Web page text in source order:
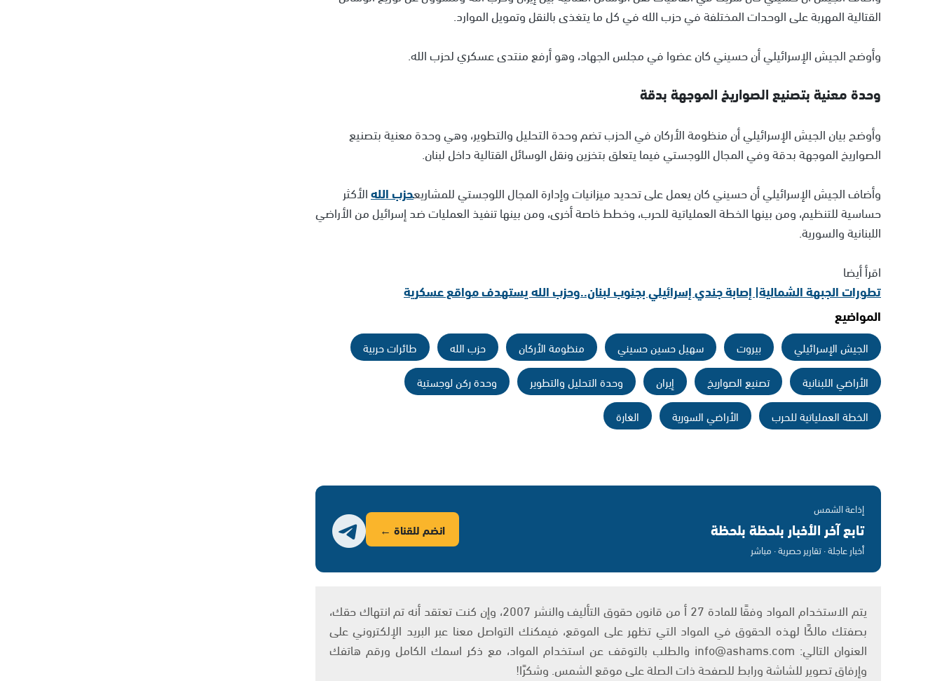
القتالية المهربة على الوحدات المختلفة في حزب الله في كل ما يتغذى بالنقل وتمويل الموارد.
وأوضح الجيش الإسرائيلي أن حسيني كان عضوا في مجلس الجهاد، وهو أرفع منتدى عسكري لحزب الله.
وحدة معنية بتصنيع الصواريخ الموجهة بدقة
وأوضح بيان الجيش الإسرائيلي أن منظومة الأركان في الحزب تضم وحدة التحليل والتطوير، وهي وحدة معنية بتصنيع
الصواريخ الموجهة بدقة وفي المجال اللوجستي فيما يتعلق بتخزين ونقل الوسائل القتالية داخل لبنان.
وأضاف الجيش الإسرائيلي أن حسيني كان يعمل على تحديد ميزانيات وإدارة المجال اللوجستي للمشاريعحزب اللهالأكثر
حساسية للتنظيم، ومن بينها الخطة العملياتية للحرب، وخطط خاصة أخرى، ومن بينها تنفيذ العمليات ضد إسرائيل من الأراضي
اللبنانية والسورية.
اقرأ أيضا
تطورات الجبهة الشمالية| إصابة جندي إسرائيلي بجنوب لبنان..وحزب الله يستهدف مواقع عسكرية
المواضيع
الجيش الإسرائيلي بيروت سهيل حسين حسيني منظومة الأركان حزب الله
طائرات حربية
الأراضي اللبنانية
تصنيع الصواريخ إيران وحدة التحليل والتطوير
وحدة ركن لوجستية
الخطة العملياتية للحرب
الأراضي السورية الغارة
إذاعة الشمس
تابع آخر الأخبار بلحظة بلحظة
أخبار عاجلة · تقارير حصرية · مباشر
انضم للقناة ←
يتم الاستخدام المواد وفقًا للمادة 27 أ من قانون حقوق التأليف والنشر 2007، وإن كنت تعتقد أنه تم انتهاك حقك،
بصفتك مالكًا لهذه الحقوق في المواد التي تظهر على الموقع، فيمكنك التواصل معنا عبر البريد الإلكتروني على
العنوان التالي: info@ashams.com والطلب بالتوقف عن استخدام المواد، مع ذكر اسمك الكامل ورقم هاتفك
وإرفاق تصوير للشاشة ورابط للصفحة ذات الصلة على موقع الشمس. وشكرًا!